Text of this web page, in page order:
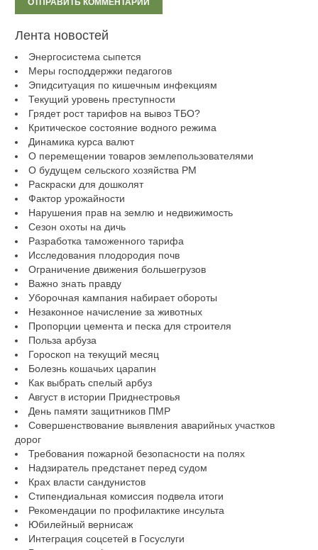
Лента новостей
Энергосистема сыпется
Меры господдержки педагогов
Эпидситуация по кишечным инфекциям
Текущий уровень преступности
Грядет рост тарифов на вывоз ТБО?
Критическое состояние водного режима
Динамика курса валют
О перемещении товаров землепользователями
О будущем сельского хозяйства РМ
Раскраски для дошколят
Фактор урожайности
Нарушения прав на землю и недвижимость
Сезон охоты на дичь
Разработка таможенного тарифа
Исследования плодородия почв
Ограничение движения большегрузов
Важно знать правду
Уборочная кампания набирает обороты
Незаконное начисление за животных
Пропорции цемента и песка для строителя
Польза арбуза
Гороскоп на текущий месяц
Болезнь кошачьих царапин
Как выбрать спелый арбуз
Август в истории Приднестровья
День памяти защитников ПМР
Совершенствование выявления аварийных участков
дорог
Требования пожарной безопасности на полях
Надзиратель предстанет перед судом
Крах власти сандунистов
Стипендиальная комиссия подвела итоги
Рекомендации по профилактике инсульта
Юбилейный вернисаж
Интеграция соцсетей в Госуслуги